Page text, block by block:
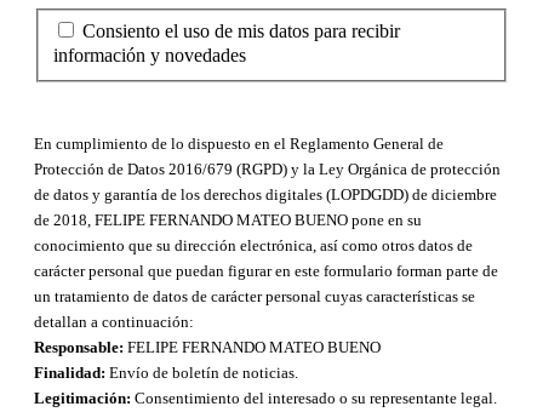
Consiento el uso de mis datos para recibir
información y novedades
En cumplimiento de lo dispuesto en el Reglamento General de
Protección de Datos 2016/679 (RGPD) y la Ley Orgánica de protección
de datos y garantía de los derechos digitales (LOPDGDD) de diciembre
de 2018, FELIPE FERNANDO MATEO BUENO pone en su
conocimiento que su dirección electrónica, así como otros datos de
carácter personal que puedan figurar en este formulario forman parte de
un tratamiento de datos de carácter personal cuyas características se
detallan a continuación:
Responsable: FELIPE FERNANDO MATEO BUENO
Finalidad: Envío de boletín de noticias.
Legitimación: Consentimiento del interesado o su representante legal.